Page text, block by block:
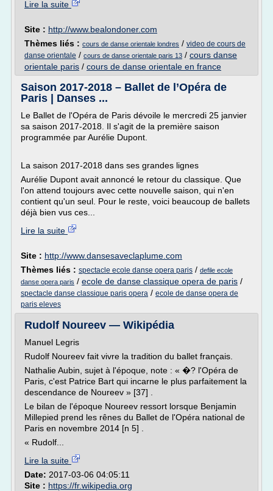
Lire la suite
Site : http://www.bealondoner.com
Thèmes liés : cours de danse orientale londres / video de cours de
danse orientale / cours de danse orientale paris 13 / cours danse
orientale paris / cours de danse orientale en france
Saison 2017-2018 – Ballet de l’Opéra de
Paris | Danses ...
Le Ballet de l'Opéra de Paris dévoile le mercredi 25 janvier
sa saison 2017-2018. Il s'agit de la première saison
programmée par Aurélie Dupont.
La saison 2017-2018 dans ses grandes lignes
Aurélie Dupont avait annoncé le retour du classique. Que
l'on attend toujours avec cette nouvelle saison, qui n'en
contient qu'un seul. Pour le reste, voici beaucoup de ballets
déjà bien vus ces...
Lire la suite
Site : http://www.dansesaveclaplume.com
Thèmes liés : spectacle ecole danse opera paris / defile ecole
danse opera paris / ecole de danse classique opera de paris /
spectacle danse classique paris opera / ecole de danse opera de
paris eleves
Rudolf Noureev — Wikipédia
Manuel Legris
Rudolf Noureev fait vivre la tradition du ballet français.
Nathalie Aubin, sujet à l'époque, note : « �? l'Opéra de
Paris, c'est Patrice Bart qui incarne le plus parfaitement la
descendance de Noureev » [37] .
Le bilan de l'époque Noureev ressort lorsque Benjamin
Millepied prend les rênes du Ballet de l'Opéra national de
Paris en novembre 2014 [n 5] .
« Rudolf...
Lire la suite
Date: 2017-03-06 04:05:11
Site : https://fr.wikipedia.org